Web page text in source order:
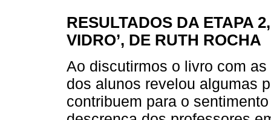
RESULTADOS DA ETAPA
VIDRO’, DE RUTH ROCHA
Ao discutirmos o livro com
dos alunos revelou algumas
contribuem para o